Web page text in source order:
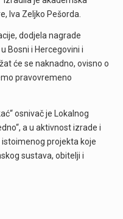
Iva Zeljko Pešorda.
dodjela nagrade
Bosni i Hercegovini i
će se naknadno, ovisno o
pravovremeno
osnivač je Lokalnog
a u aktivnost izrade i
projekta koje
sustava, obitelji i